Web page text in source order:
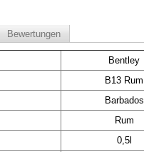
Bewertungen
Bentley
B13 Rum
Barbados
Rum
0,5l